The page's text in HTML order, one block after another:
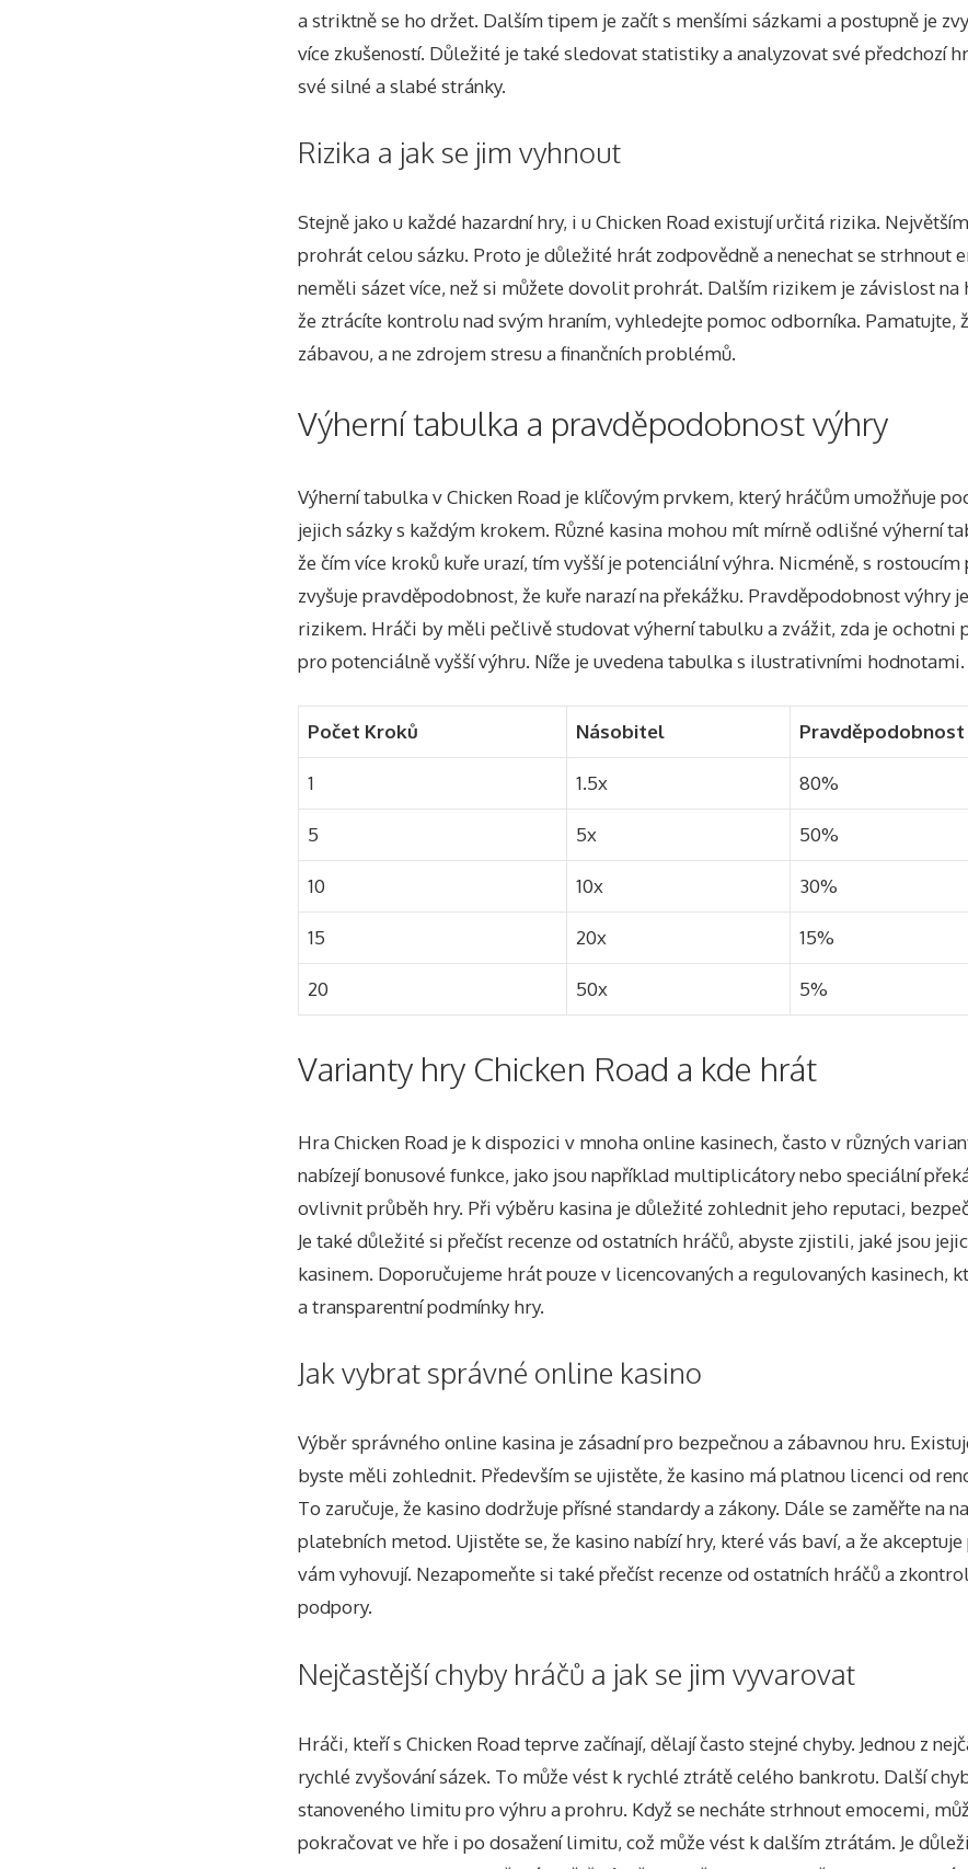
a striktně se ho držet. Dalším tipem je začít s menšími sázkami a postupně je
více zkušeností. Důležité je také sledovat statistiky a analyzovat své předchozí
své silné a slabé stránky.
Rizika a jak se jim vyhnout
Stejně jako u každé hazardní hry, i u Chicken Road existují určitá rizika.
prohrát celou sázku. Proto je důležité hrát zodpovědně a nenechat se strhnout
neměli sázet více, než si můžete dovolit prohrát. Dalším rizikem je závislost na
že ztrácíte kontrolu nad svým hraním, vyhledejte pomoc odborníka. Pamatujte,
zábavou, a ne zdrojem stresu a finančních problémů.
Výherní tabulka a pravděpodobnost výhry
Výherní tabulka v Chicken Road je klíčovým prvkem, který hráčům umožňuje
jejich sázky s každým krokem. Různé kasina mohou mít mírně odlišné výherní
že čím více kroků kuře urazí, tím vyšší je potenciální výhra. Nicméně, s
zvyšuje pravděpodobnost, že kuře narazí na překážku. Pravděpodobnost výhry
rizikem. Hráči by měli pečlivě studovat výherní tabulku a zvážit, zda je ochotni
pro potenciálně vyšší výhru. Níže je uvedena tabulka s ilustrativními hodnotami.
Počet Kroků Násobitel Pravděpodobnost
1 1.5x 80%
5 5x 50%
10 10x 30%
15 20x 15%
20 50x 5%
Varianty hry Chicken Road a kde hrát
Hra Chicken Road je k dispozici v mnoha online kasinech, často v různých
nabízejí bonusové funkce, jako jsou například multiplicátory nebo speciální
ovlivnit průběh hry. Při výběru kasina je důležité zohlednit jeho reputaci,
Je také důležité si přečíst recenze od ostatních hráčů, abyste zjistili, jaké jsou
kasinem. Doporučujeme hrát pouze v licencovaných a regulovaných kasinech,
a transparentní podmínky hry.
Jak vybrat správné online kasino
Výběr správného online kasina je zásadní pro bezpečnou a zábavnou hru.
byste měli zohlednit. Především se ujistěte, že kasino má platnou licenci od
To zaručuje, že kasino dodržuje přísné standardy a zákony. Dále se zaměřte na
platebních metod. Ujistěte se, že kasino nabízí hry, které vás baví, a že
vám vyhovují. Nezapomeňte si také přečíst recenze od ostatních hráčů a
podpory.
Nejčastější chyby hráčů a jak se jim vyvarovat
Hráči, kteří s Chicken Road teprve začínají, dělají často stejné chyby. Jednou z
rychlé zvyšování sázek. To může vést k rychlé ztrátě celého bankrotu. Další
stanoveného limitu pro výhru a prohru. Když se necháte strhnout emocemi,
pokračovat ve hře i po dosažení limitu, což může vést k dalším ztrátám. Je